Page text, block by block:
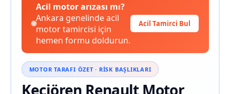
Acil motor arızası mı?
Ankara genelinde acil
motor tamircisi için
hemen formu doldurun.
Acil Tamirci Bul
MOTOR TARAFI ÖZET · RISK BAŞLIKLARI
Keçiören Renault Motor